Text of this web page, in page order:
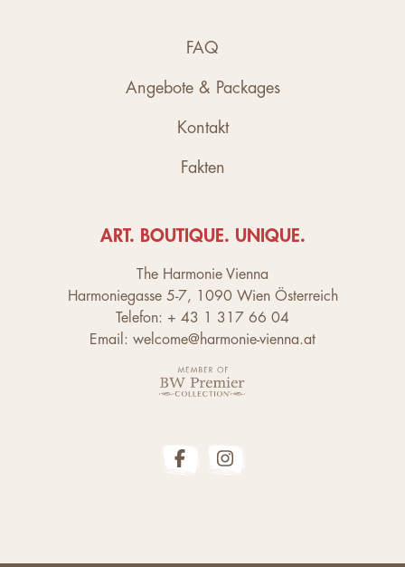
FAQ
Angebote & Packages
Kontakt
Fakten
ART. BOUTIQUE. UNIQUE.
The Harmonie Vienna
Harmoniegasse 5-7, 1090 Wien Österreich
Telefon: + 43 1 317 66 04
Email: welcome@harmonie-vienna.at